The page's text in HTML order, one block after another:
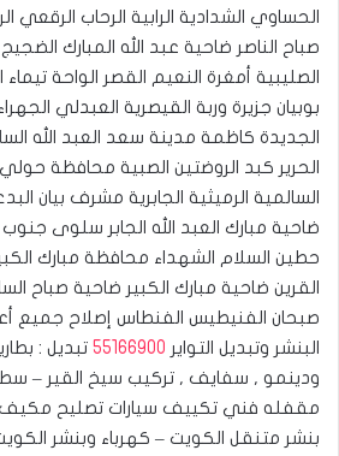
الحساوي الشدادية الرابية الرحاب الرقعي
صباح الناصر ضاحية عبد الله المبارك
الصليبية أمغرة النعيم القصر الواحة
بوبيان جزيرة وربة القيصرية العبدلي
الجديدة كاظمة مدينة سعد العبد الله
الحرير كبد الروضتين الصبية محافظة
السالمية الرميثية الجابرية مشرف بيان
ضاحية مبارك العبد الله الجابر سلوى جنوب
حطين السلام الشهداء محافظة مبارك
القرين ضاحية مبارك الكبير ضاحية صباح
صبحان الفنيطيس الفنطاس إصلاح جميع
البنشر وتبديل التواير 55166900 تبديل :
ودينمو , سفايف , تركيب سيخ القير –
مقفله فني تكييف سيارات تصليح مكيف
بنشر متنقل الكويت – كهرباء وبنشر